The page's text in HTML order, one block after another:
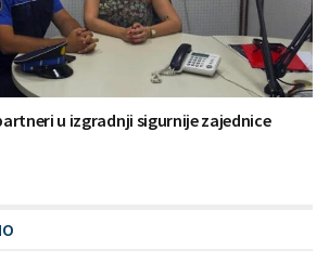
u izgradnji sigurnije zajednice